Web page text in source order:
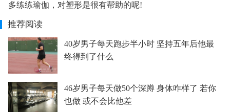
多练练瑜伽，对塑形是很有帮助的呢!
推荐阅读
40岁男子每天跑步半小时 坚持五年后他最
终得到了什么
46岁男子每天做50个深蹲 身体咋样了 若你
也做 或不会比他差